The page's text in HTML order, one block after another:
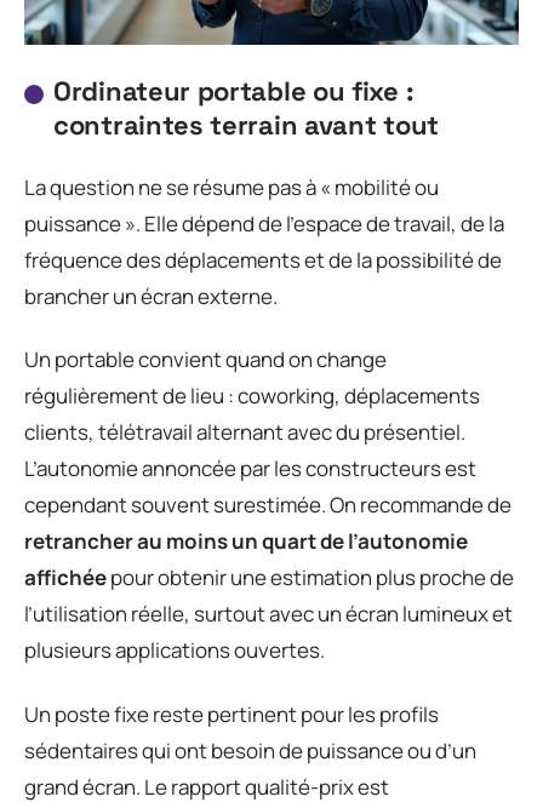
Ordinateur portable ou fixe :
contraintes terrain avant tout
La question ne se résume pas à « mobilité ou
puissance ». Elle dépend de l’espace de travail, de la
fréquence des déplacements et de la possibilité de
brancher un écran externe.
Un portable convient quand on change
régulièrement de lieu : coworking, déplacements
clients, télétravail alternant avec du présentiel.
L’autonomie annoncée par les constructeurs est
cependant souvent surestimée. On recommande de
retrancher au moins un quart de l’autonomie
affichéepour obtenir une estimation plus proche de
l’utilisation réelle, surtout avec un écran lumineux et
plusieurs applications ouvertes.
Un poste fixe reste pertinent pour les profils
sédentaires qui ont besoin de puissance ou d’un
grand écran. Le rapport qualité-prix est